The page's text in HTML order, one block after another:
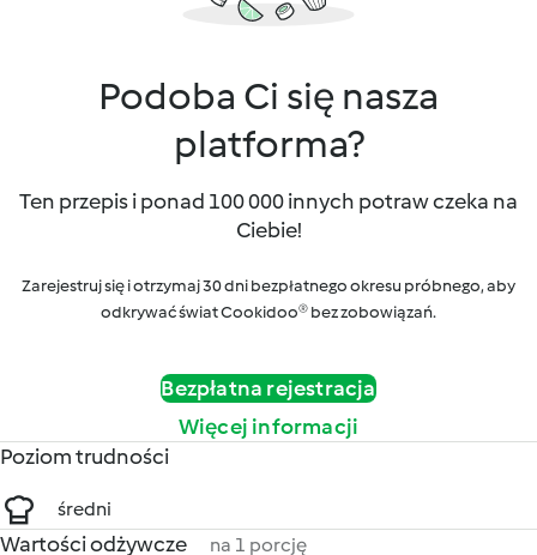
Podoba Ci się nasza
platforma?
Ten przepis i ponad 100 000 innych potraw czeka na
Ciebie!
Zarejestruj się i otrzymaj 30 dni bezpłatnego okresu próbnego, aby
odkrywać świat Cookidoo® bez zobowiązań.
Bezpłatna rejestracja
Więcej informacji
Poziom trudności
średni
Wartości odżywcze na 1 porcję